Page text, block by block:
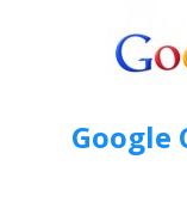
Google